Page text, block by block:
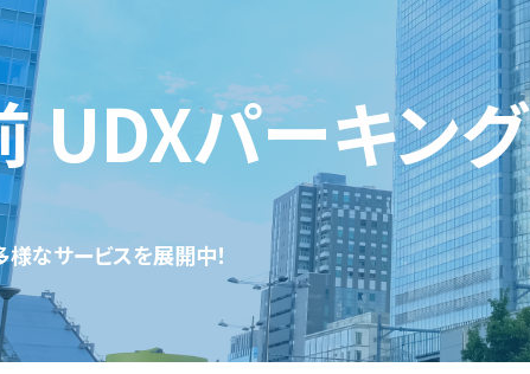
UDXパーキング
なサービスを展開中！